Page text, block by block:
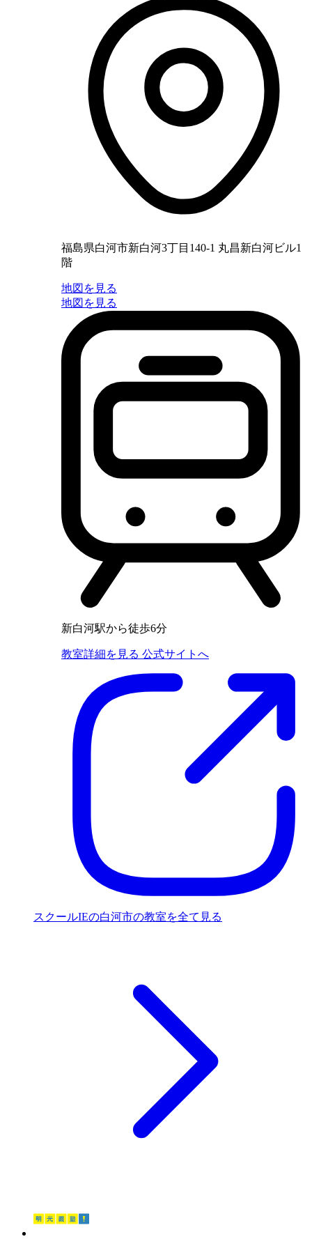
福島県白河市新白河3丁目140-1 丸昌新白河ビル1
階
地図を見る
地図を見る
新白河駅から徒歩6分
教室詳細を見る 公式サイトへ
スクールIEの白河市の教室を全て見る